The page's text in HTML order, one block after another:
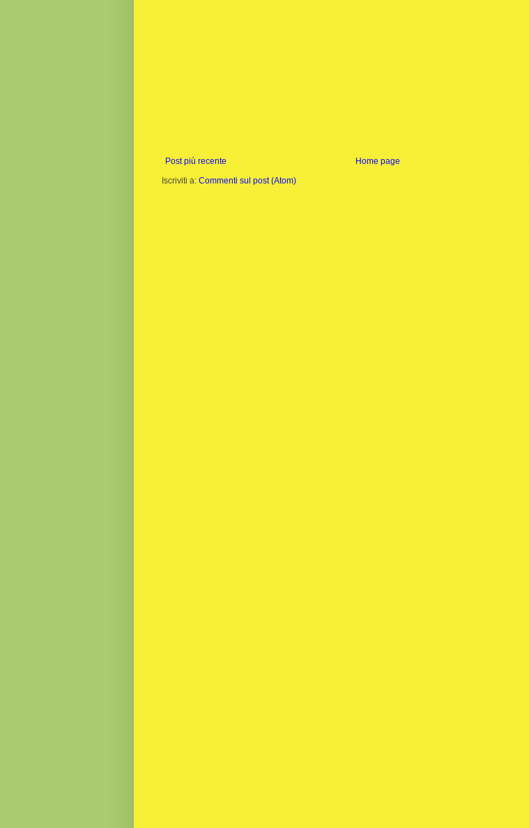
Post più recente
Home page
Iscriviti a: Commenti sul post (Atom)